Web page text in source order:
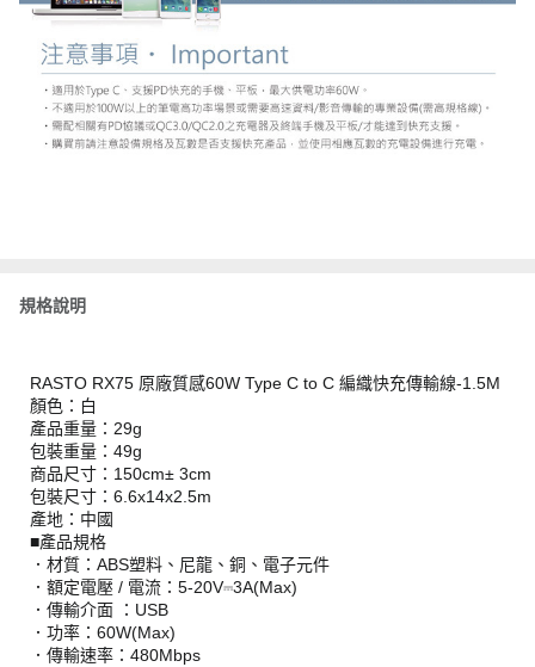
規格說明
RASTO RX75 原廠質感60W Type C to C 編織快充傳輸線-1.5M
顏色：白
產品重量：29g
包裝重量：49g
商品尺寸：150cm± 3cm
包裝尺寸：6.6x14x2.5m
產地：中國
■產品規格
．材質：ABS塑料、尼龍、銅、電子元件
．額定電壓 / 電流：5-20V⎓3A(Max)
．傳輸介面 ：USB
．功率：60W(Max)
．傳輸速率：480Mbps